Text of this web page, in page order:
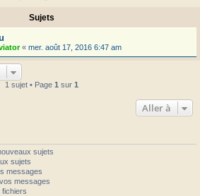
Sujets
« mer. août 17, 2016 6:47 am
1 sujet • Page 1 sur 1
Aller à
sujets
sujets
messages
messages
fichiers